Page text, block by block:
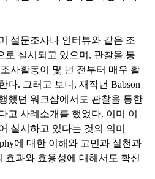
설문조사나 인터뷰와 같은 조
로 실시되고 있으며, 관찰을 통
사활동이 몇 년 전부터 매우 활
다. 그러고 보니, 재작년 Babson
했던 워크샵에서도 관찰을 통한
고 사례소개를 했었다. 이미 이
실시하고 있다는 것의 의미
에 대한 이해와 고민과 실천과
효과와 효용성에 대해서도 확신